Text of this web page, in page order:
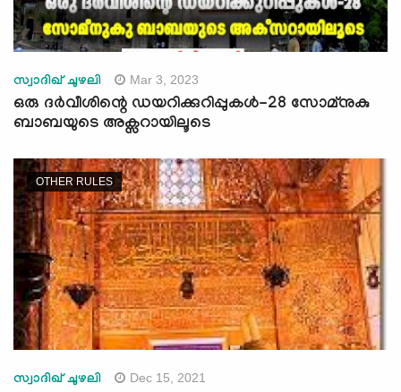
സ്വാദിഖ് ചുഴലി Mar 3, 2023
ഒരു ദർവീശിന്റെ ഡയറിക്കുറിപ്പുകൾ-28 സോമ്നുകു
ബാബയുടെ അക്സറായിലൂടെ
OTHER RULES
സ്വാദിഖ് ചുഴലി Dec 15, 2021